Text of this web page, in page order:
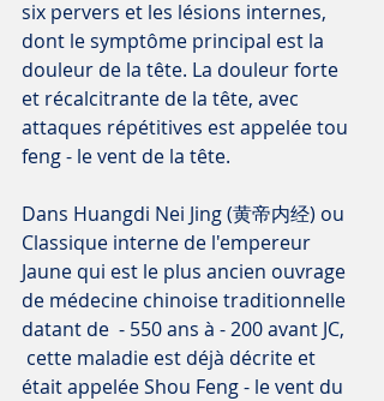
six pervers et les lésions internes,
dont le symptôme principal est la
douleur de la tête. La douleur forte
et récalcitrante de la tête, avec
attaques répétitives est appelée tou
feng - le vent de la tête.
Dans Huangdi Nei Jing (黄帝内经) ou
Classique interne de l'empereur
Jaune qui est le plus ancien ouvrage
de médecine chinoise traditionnelle
datant de  - 550 ans à - 200 avant JC,
cette maladie est déjà décrite et
était appelée Shou Feng - le vent du